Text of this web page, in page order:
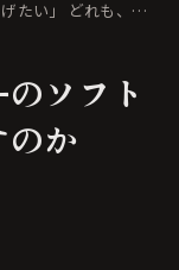
れも、と
ソフト
のか